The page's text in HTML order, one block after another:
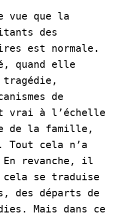
vue que la
des
est normale.
quand elle
tragédie,
de
vrai à l’échelle
de la famille,
Tout cela n’a
revanche, il
cela se traduise
des départs de
Mais dans ce